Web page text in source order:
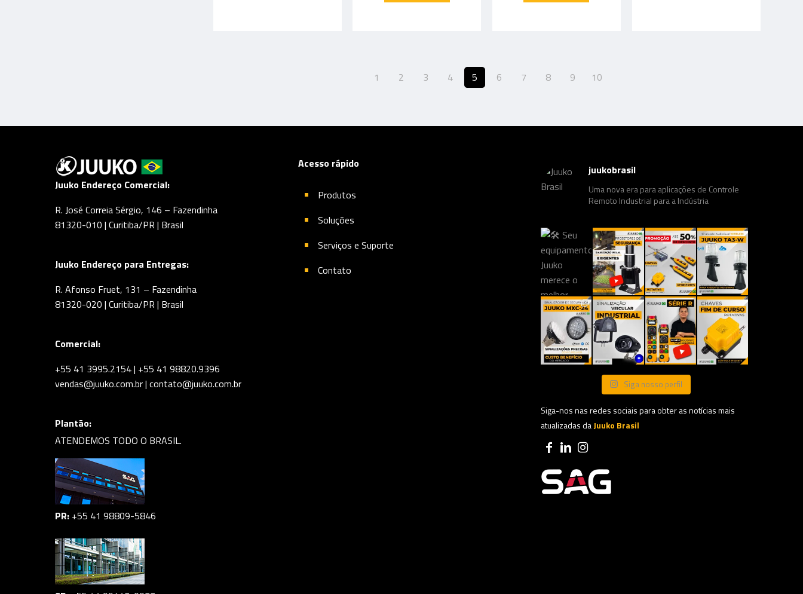
1 2 3 4 5 6 7 8 9 10
Juuko Endereço Comercial:
R. José Correia Sérgio, 146 – Fazendinha
81320-010 | Curitiba/PR | Brasil
Juuko Endereço para Entregas:
R. Afonso Fruet, 131 – Fazendinha
81320-020 | Curitiba/PR | Brasil
Comercial:
+55 41 3995.2154 | +55 41 98820.9396
vendas@juuko.com.br | contato@juuko.com.br
Plantão:
ATENDEMOS TODO O BRASIL.
PR: +55 41 98809-5846
Acesso rápido
Produtos
Soluções
Serviços e Suporte
Contato
juukobrasil
Uma nova era para aplicações de Controle
Remoto Industrial para a Indústria
Siga nosso perfil
Siga-nos nas redes sociais para obter as notícias mais
atualizadas daJuuko Brasil